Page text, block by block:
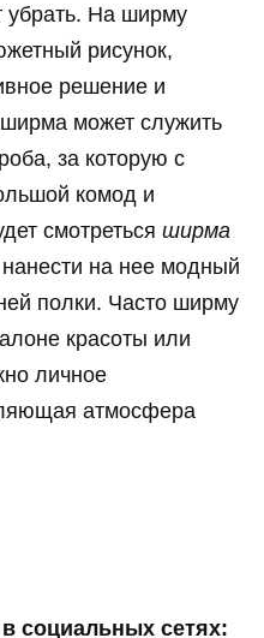
убрать. На ширму
рисунок,
решение и
может служить
за которую с
комод и
смотреться ширма
на нее модный
полки. Часто ширму
красоты или
личное
атмосфера
социальных сетях: